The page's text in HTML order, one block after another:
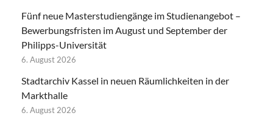
Fünf neue Masterstudiengänge im Studienangebot –
Bewerbungsfristen im August und September der
Philipps-Universität
6. August 2026
Stadtarchiv Kassel in neuen Räumlichkeiten in der
Markthalle
6. August 2026